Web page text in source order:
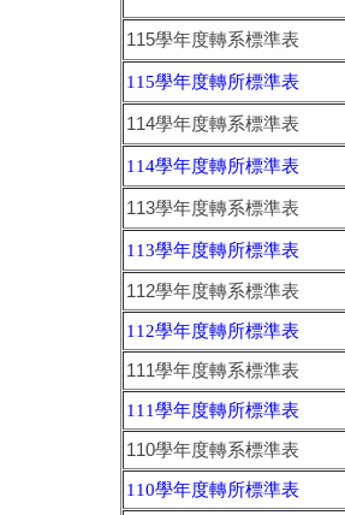
115學年度轉系標準表
115學年度轉所標準表
114學年度轉系標準表
114學年度轉所標準表
113學年度轉系標準表
113學年度轉所標準表
112學年度轉系標準表
112學年度轉所標準表
111學年度轉系標準表
111學年度轉所標準表
110學年度轉系標準表
110學年度轉所標準表